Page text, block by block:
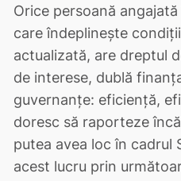
Orice persoană
care îndeplinește
actualizată, are dreptul
de interese, dublă
guvernanțe: eficiență,
doresc să raporteze
putea avea loc în cadrul
acest lucru prin